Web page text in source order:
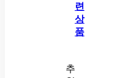
련
상
품